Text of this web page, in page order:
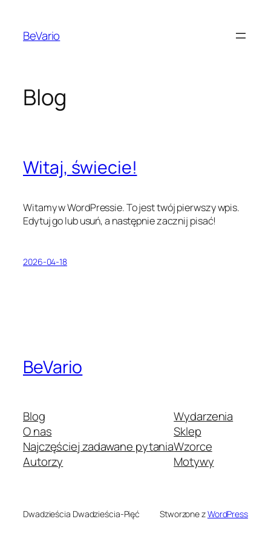
treściBeVario
Blog
Witaj, świecie!
Witamy w WordPressie. To jest twój pierwszy wpis.
Edytuj go lub usuń, a następnie zacznij pisać!
2026-04-18
BeVario
Blog
O nas
Najczęściej zadawane pytania
Autorzy
Wydarzenia
Sklep
Wzorce
Motywy
Dwadzieścia Dwadzieścia-Pięć Stworzone zWordPress